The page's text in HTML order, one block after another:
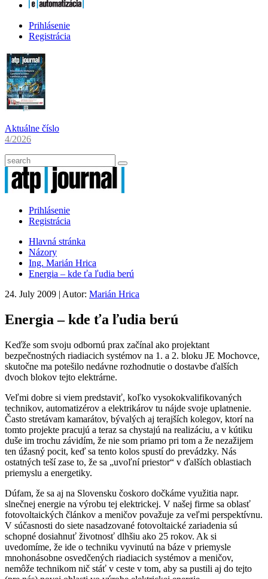
Prihlásenie
Registrácia
Aktuálne číslo
4/2026
Prihlásenie
Registrácia
Hlavná stránka
Názory
Ing. Marián Hrica
Energia – kde ťa ľudia berú
24. July 2009 | Autor: Marián Hrica
Energia – kde ťa ľudia berú
Keďže som svoju odbornú prax začínal ako projektant
bezpečnostných riadiacich systémov na 1. a 2. bloku JE Mochovce,
skutočne ma potešilo nedávne rozhodnutie o dostavbe ďalších
dvoch blokov tejto elektrárne.
Veľmi dobre si viem predstaviť, koľko vysokokvalifikovaných
technikov, automatizérov a elektrikárov tu nájde svoje uplatnenie.
Často stretávam kamarátov, bývalých aj terajších kolegov, ktorí na
tomto projekte pracujú a teraz sa chystajú na realizáciu, a v kútiku
duše im trochu závidím, že nie som priamo pri tom a že nezažijem
ten úžasný pocit, keď sa tento kolos spustí do prevádzky. Nás
ostatných teší zase to, že sa „uvoľní priestor“ v ďalších oblastiach
priemyslu a energetiky.
Dúfam, že sa aj na Slovensku čoskoro dočkáme využitia napr.
slnečnej energie na výrobu tej elektrickej. V našej firme sa oblasť
fotovoltaických článkov a meničov považuje za veľmi perspektívnu.
V súčasnosti do siete nasadzované fotovoltaické zariadenia sú
schopné dosiahnuť životnosť dlhšiu ako 25 rokov. Ak si
uvedomíme, že ide o techniku vyvinutú na báze v priemysle
mnohonásobne osvedčených riadiacich systémov a meničov,
nemôže technikom nič stáť v ceste v tom, aby sa pustili aj do tejto